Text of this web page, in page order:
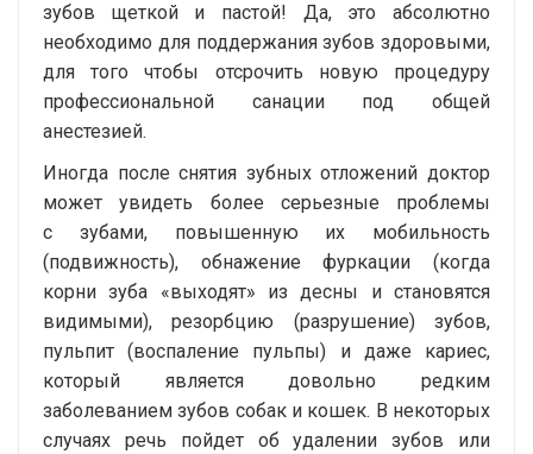
зубов щеткой и пастой! Да, это абсолютно
необходимо для поддержания зубов здоровыми,
для того чтобы отсрочить новую процедуру
профессиональной санации под общей
анестезией.
Иногда после снятия зубных отложений доктор
может увидеть более серьезные проблемы
с зубами, повышенную их мобильность
(подвижность), обнажение фуркации (когда
корни зуба «выходят» из десны и становятся
видимыми), резорбцию (разрушение) зубов,
пульпит (воспаление пульпы) и даже кариес,
который является довольно редким
заболеванием зубов собак и кошек. В некоторых
случаях речь пойдет об удалении зубов или